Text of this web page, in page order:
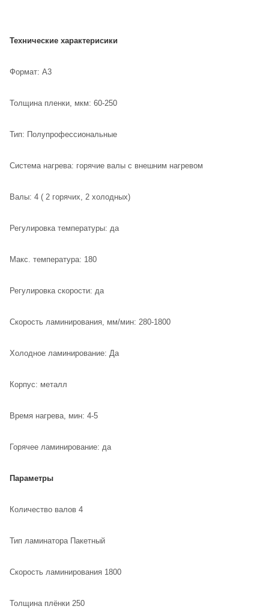
Технические характерисики
Формат: А3
Толщина пленки, мкм: 60-250
Тип: Полупрофессиональные
Система нагрева: горячие валы с внешним нагревом
Валы: 4 ( 2 горячих, 2 холодных)
Регулировка температуры: да
Макс. температура: 180
Регулировка скорости: да
Скорость ламинирования, мм/мин: 280-1800
Холодное ламинирование: Да
Корпус: металл
Время нагрева, мин: 4-5
Горячее ламинирование: да
Параметры
Количество валов 4
Тип ламинатора Пакетный
Скорость ламинирования 1800
Толщина плёнки 250